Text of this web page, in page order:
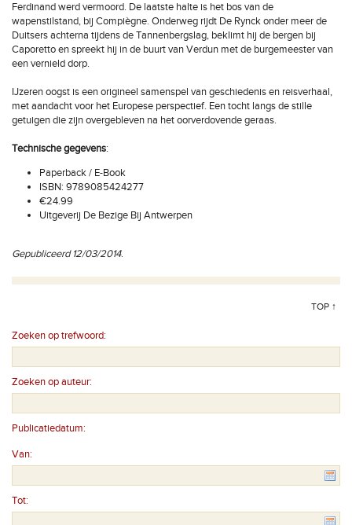
Ferdinand werd vermoord. De laatste halte is het bos van de
wapenstilstand, bij Compiègne. Onderweg rijdt De Rynck onder meer de
Duitsers achterna tijdens de Tannenbergslag, beklimt hij de bergen bij
Caporetto en spreekt hij in de buurt van Verdun met de burgemeester van
een vernield dorp.
IJzeren oogst is een origineel samenspel van geschiedenis en reisverhaal,
met aandacht voor het Europese perspectief. Een tocht langs de stille
getuigen die zijn overgebleven na het oorverdovende geraas.
Technische gegevens:
Paperback / E-Book
ISBN: 9789085424277
€24.99
Uitgeverij De Bezige Bij Antwerpen
Gepubliceerd 12/03/2014.
TOP ↑
Zoeken op trefwoord:
Zoeken op auteur:
Publicatiedatum:
Van:
Tot: